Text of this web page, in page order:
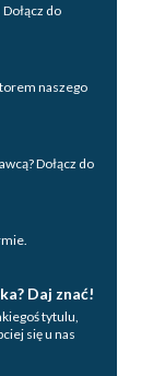
do
naszego
Dołącz do
Daj znać!
tytulu,
się u nas